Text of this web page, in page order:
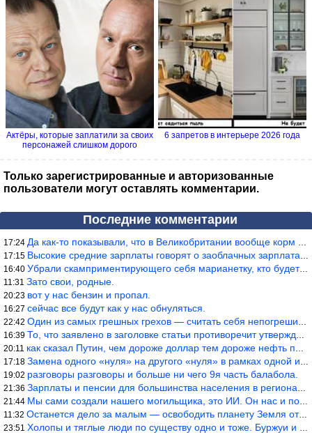
Актёры, которые заплатили за своих
персонажей слишком дорого
6 запретов в интерьере 2026 года
Только зарегистрированные и авторизованные
пользователи могут оставлять комментарии.
Последние комментарии
17:24 Да как-то показывали, что в Великобритании вообще корм для живот
17:15 Высокие средние зарплаты говорят о заоблачных зарплатах определё
16:40 Убрали скамприментирующего себя марианетку, кто будет следующим…
11:31 Зато свои, родные.
20:23 вот у нас бензин и пропал.
16:27 сейчас все будут как у нас обнуляться.
22:42 Один из самых грешных грехов — считать себя непогрешимым.
16:39 То, что заявлено в заголовке статьи противоречит утверждению &qu
20:11 как сказал Путин, чем дороже доллар тем дороже нефть продадим.
17:18 Замена одного «нуля» на другого «нуля» в рамках одной и той же с
19:02 разговоры разговоры и больше ни чего 9я часть балабола.
21:36 Зарплаты и пенсии для большинства населения в регионах нищенские
21:44 Мы сами создали нашего могильщика, это ИИ. Он нас и похоронит. М
11:32 Останется дело за малым — освободить планету Земля от глупого ви
23:51 Холопы и тяглые люди по существу одно и тоже. Буржуи и холопы сн